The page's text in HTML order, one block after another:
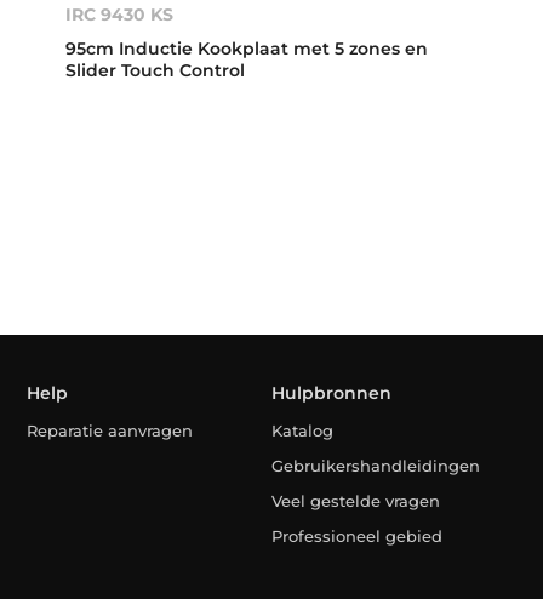
IRC 9430 KS
95cm Inductie Kookplaat met 5 zones en
Slider Touch Control
Help
Reparatie aanvragen
Hulpbronnen
Katalog
Gebruikershandleidingen
Veel gestelde vragen
Professioneel gebied